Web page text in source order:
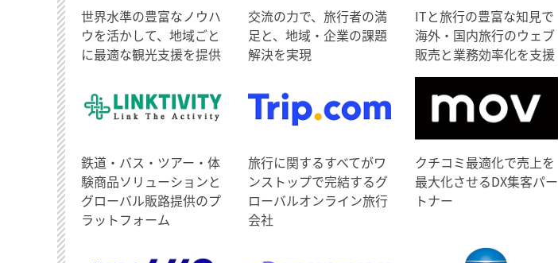
世界水準の豊富なノウハ
ウを活かして、地域ごと
に最適な観光支援を提供
交流の力で、旅行者の満
足と、地域・企業の課題
解決を実現
ITと旅行の豊富な知見で
海外・国内旅行のウェブ
販売と業務効率化を支援
鉄道・バス・ツアー・体
験商品ソリューションと
グローバル販路提供のプ
ラットフォーム
旅行に関するすべてがワ
ンストップで完結するグ
ローバルオンライン旅行
会社
クチコミ最適化で売上を
最大化させるDX集客パー
トナー